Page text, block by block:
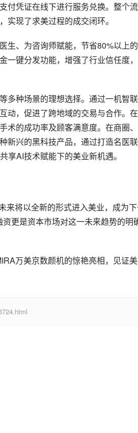
付凭证在线下进行服务兑换。整个
现了求美过程的成交闭环。
生、为咨询师赋能，节省80%以上
一键分发功能，增强了行业信任度
多种场景的理想选择。通过一机智
动，促进了跨地域的交易与合作。
术的成功率及顾客满意度。在商圈
新兴的黑科技产品，通过打造名医联
AI技术赋能下的美业新机遇。
来将以全新的形式进入美业，成为
更是资本市场对这一未来趋势的明
万美京数颜机的惊艳亮相，见证